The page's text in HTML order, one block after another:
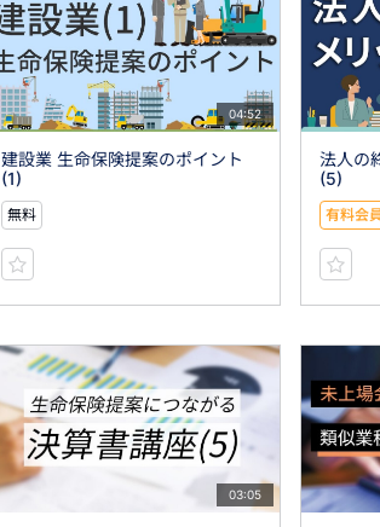
04:52
建設業 生命保険提案のポイント
(1)
無料
法人の
(5)
有料会
03:05